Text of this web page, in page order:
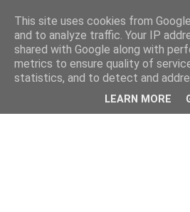
This site uses cookies from
and to analyze traffic. Your IP
shared with Google along with
metrics to ensure quality of
statistics, and to detect and
LEARN MORE